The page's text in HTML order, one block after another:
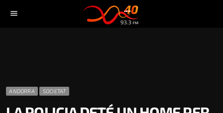
menu
ANDORRA SOCIETAT